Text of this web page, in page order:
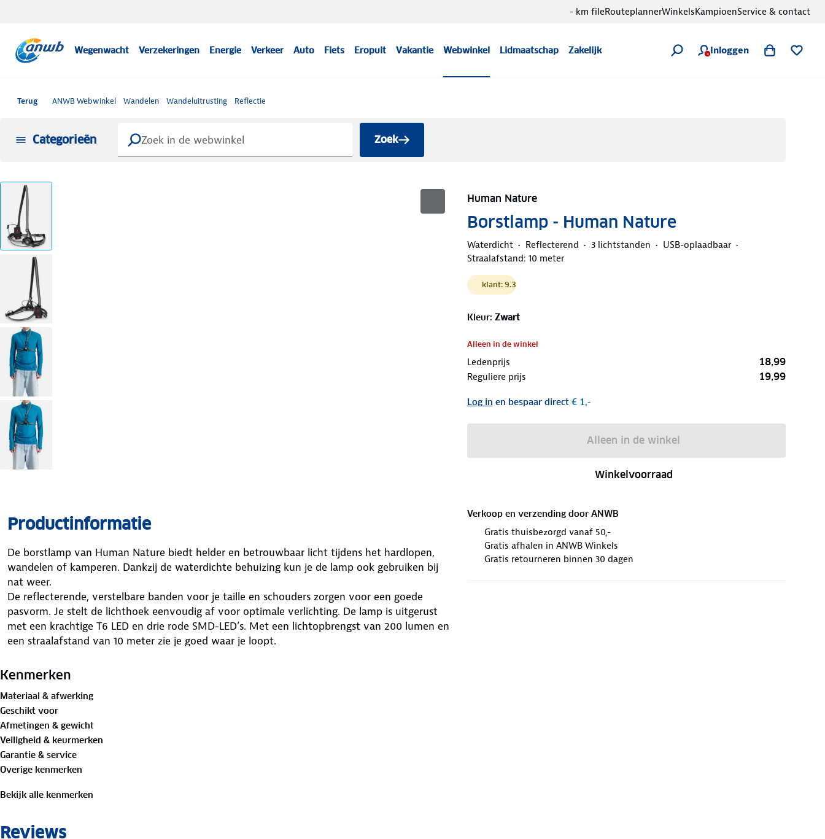
Wegenwacht Verzekeringen Energie Verkeer Auto Fiets Eropuit Vakantie Webwinkel Lidmaatschap Zakelijk Inloggen
- km fileRouteplannerWinkelsKampioenService & contact
Terug ANWB Webwinkel Wandelen Wandeluitrusting Reflectie
Categorieën Zoek
Human Nature
Borstlamp - Human Nature
Waterdicht Reflecterend 3 lichtstanden
USB-oplaadbaar
Straalafstand: 10 meter
klant: 9.3
Kleur: Zwart
Alleen in de winkel
Ledenprijs 18,99
Reguliere prijs 19,99
Log in en bespaar direct€ 1,-
Alleen in de winkel
Winkelvoorraad
Verkoop en verzending door ANWB
Gratis thuisbezorgd vanaf 50,-
Gratis afhalen in ANWB Winkels
Gratis retourneren binnen 30 dagen
Productinformatie
De borstlamp van Human Nature biedt helder en betrouwbaar licht tijdens het hardlopen,
wandelen of kamperen. Dankzij de waterdichte behuizing kun je de lamp ook gebruiken bij
nat weer.
De reflecterende, verstelbare banden voor je taille en schouders zorgen voor een goede
pasvorm. Je stelt de lichthoek eenvoudig af voor optimale verlichting. De lamp is uitgerust
met een krachtige T6 LED en drie rode SMD-LED’s. Met een lichtopbrengst van 200 lumen en
een straalafstand van 10 meter zie je goed waar je loopt.
Je kiest uit drie standen: rode LED aan, uit of op 50% helderheid. De 3.7V 1200mAh Li-batterij
Stroomindicatielampjes laten zien hoe vol de batterij is.
Met een gewicht van slechts 155 gram draag je de lamp comfortabel, ook tijdens langere
tochten.
Let op: kijk nooit rechtstreeks in de lamp om oogschade te voorkomen. Laad de lamp op
voordat het licht zwakker wordt om schade aan de batterij te voorkomen.
Kenmerken
Materiaal & afwerking
Geschikt voor
Afmetingen & gewicht
Veiligheid & keurmerken
Garantie & service
Overige kenmerken
Bekijk alle kenmerken
Reviews